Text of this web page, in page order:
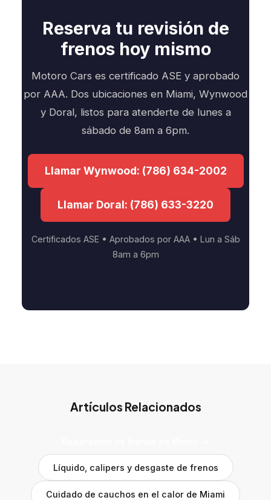
Reserva tu revisión de
frenos hoy mismo
Motoro Cars es certificado ASE y aprobado
por AAA. Dos ubicaciones en Miami, Wynwood
y Doral, listos para atenderte de lunes a
sábado de 8am a 6pm.
Llamar Wynwood: (786) 634-2002
Llamar Doral: (786) 633-3220
Certificados ASE • Aprobados por AAA • Lun a Sáb
8am a 6pm
Artículos Relacionados
Líquido, calipers y desgaste de frenos
Cuidado de cauchos en el calor de Miami